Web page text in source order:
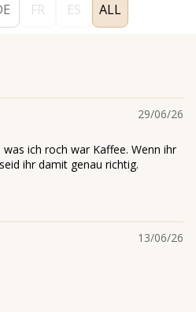
FR ES ALL
29/06/26
ich roch war Kaffee. Wenn ihr
ihr damit genau richtig.
13/06/26